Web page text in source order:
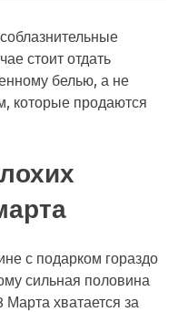
стоит отдать
белью, а не
которые продаются
с подарком гораздо
сильная половина
хватается за